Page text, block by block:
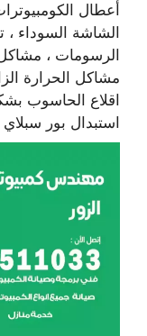
أعطال
الشاشة السوداء
الرسومات ،
مشاكل الحرارة
اقلاع الحاسوب
استبدال بور